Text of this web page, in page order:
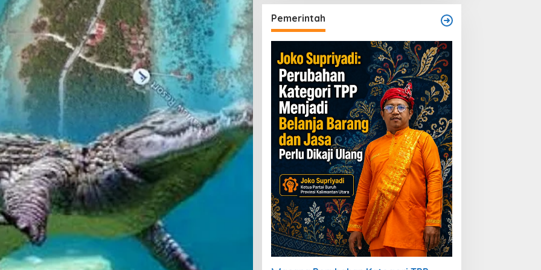
Pemerintah